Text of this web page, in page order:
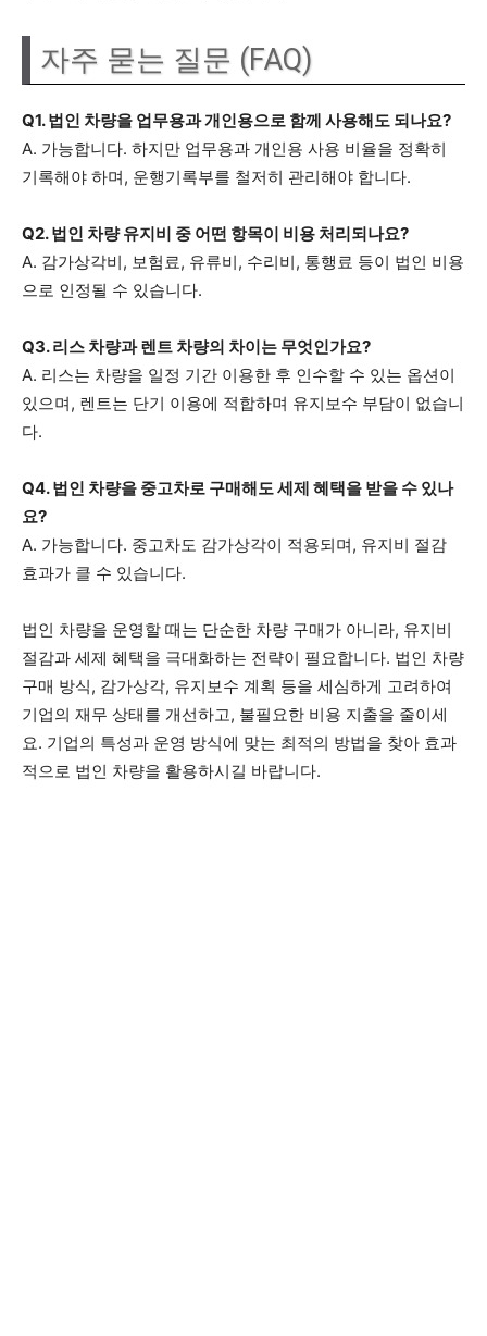
자주 묻는 질문 (FAQ)
Q1. 법인 차량을 업무용과 개인용으로 함께 사용해도 되나요?
A. 가능합니다. 하지만 업무용과 개인용 사용 비율을 정확히
기록해야 하며, 운행기록부를 철저히 관리해야 합니다.
Q2. 법인 차량 유지비 중 어떤 항목이 비용 처리되나요?
A. 감가상각비, 보험료, 유류비, 수리비, 통행료 등이 법인 비용
으로 인정될 수 있습니다.
Q3. 리스 차량과 렌트 차량의 차이는 무엇인가요?
A. 리스는 차량을 일정 기간 이용한 후 인수할 수 있는 옵션이
있으며, 렌트는 단기 이용에 적합하며 유지보수 부담이 없습니
다.
Q4. 법인 차량을 중고차로 구매해도 세제 혜택을 받을 수 있나
요?
A. 가능합니다. 중고차도 감가상각이 적용되며, 유지비 절감
효과가 클 수 있습니다.
법인 차량을 운영할 때는 단순한 차량 구매가 아니라, 유지비
절감과 세제 혜택을 극대화하는 전략이 필요합니다. 법인 차량
구매 방식, 감가상각, 유지보수 계획 등을 세심하게 고려하여
기업의 재무 상태를 개선하고, 불필요한 비용 지출을 줄이세
요. 기업의 특성과 운영 방식에 맞는 최적의 방법을 찾아 효과
적으로 법인 차량을 활용하시길 바랍니다.